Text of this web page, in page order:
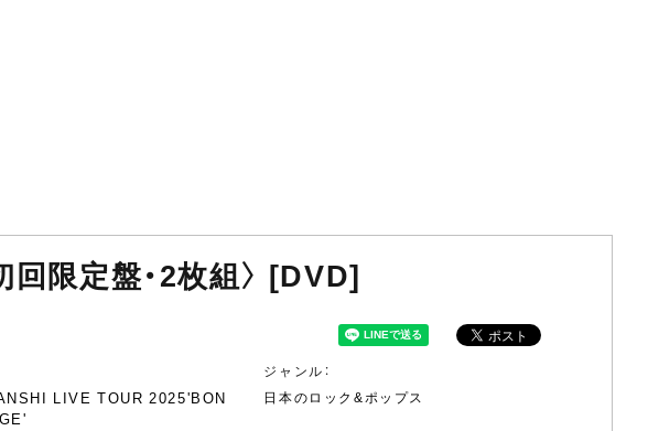
限定盤・2枚組〉 [DVD]
LIVE TOUR 2025'BON
ジャンル：
日本のロック&ポップス